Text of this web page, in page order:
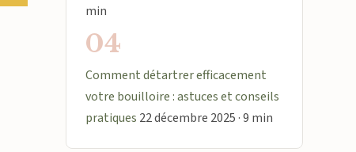
min
04
Comment détartrer efficacement
votre bouilloire : astuces et conseils
pratiques 22 décembre 2025 · 9 min